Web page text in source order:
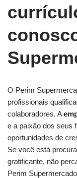
O Perim
profissionais
colaboradores. A
e a paixão dos seus
oportunidades de
Se você está
gratificante, não
Perim